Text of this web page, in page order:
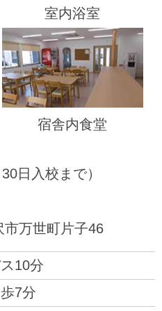
室内浴室
宿舎内食堂
日入校まで）
市万世町片子46
10分
7分